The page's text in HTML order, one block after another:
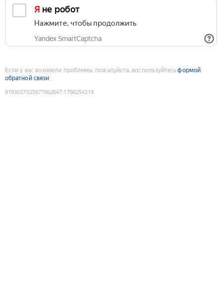
Я не робот
Нажмите, чтобы продолжить
Yandex SmartCaptcha
Если у вас возникли проблемы, пожалуйста, воспользуйтесьформой
обратной связи
9193027025677062647:1786254219